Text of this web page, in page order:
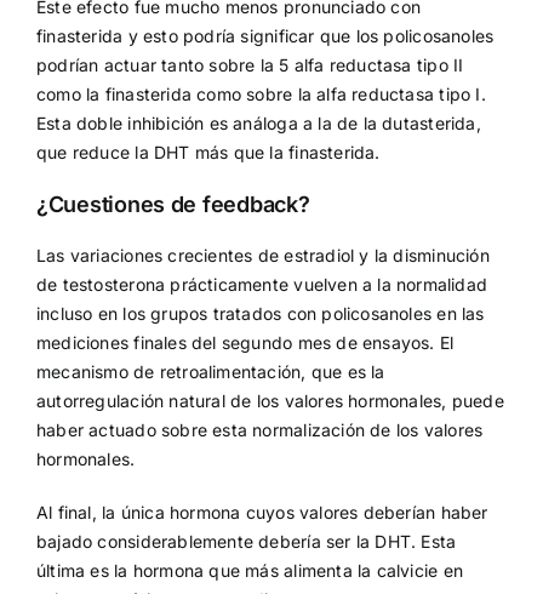
Este efecto fue mucho menos pronunciado con
finasterida y esto podría significar que los policosanoles
podrían actuar tanto sobre la 5 alfa reductasa tipo II
como la finasterida como sobre la alfa reductasa tipo I.
Esta doble inhibición es análoga a la de la dutasterida,
que reduce la DHT más que la finasterida.
¿Cuestiones de feedback?
Las variaciones crecientes de estradiol y la disminución
de testosterona prácticamente vuelven a la normalidad
incluso en los grupos tratados con policosanoles en las
mediciones finales del segundo mes de ensayos. El
mecanismo de retroalimentación, que es la
autorregulación natural de los valores hormonales, puede
haber actuado sobre esta normalización de los valores
hormonales.
Al final, la única hormona cuyos valores deberían haber
bajado considerablemente debería ser la DHT. Esta
última es la hormona que más alimenta la calvicie en